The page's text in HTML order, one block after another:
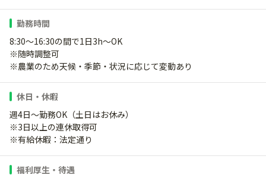
勤務時間
8:30～16:30の間で1日3h～OK
※随時調整可
※農業のため天候・季節・状況に応じて変動あり
休日・休暇
週4日～勤務OK（土日はお休み）
※3日以上の連休取得可
※有給休暇：法定通り
福利厚生・待遇